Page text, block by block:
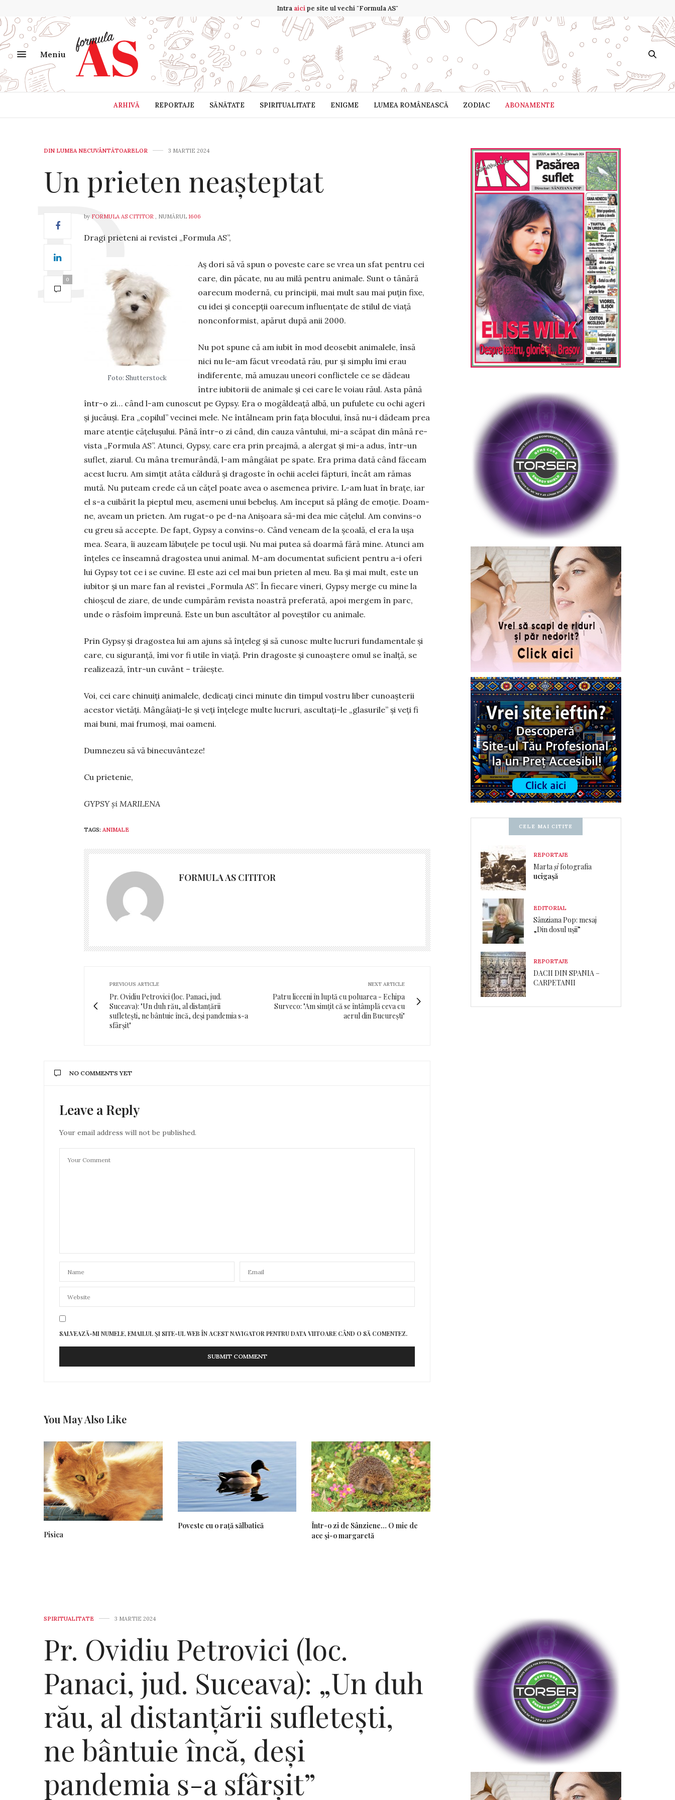
Intra aicipe site ul vechi "Formula AS"
Meniu
ARHIVĂ REPORTAJE SĂNĂTATE SPIRITUALITATE ENIGME LUMEA ROMÂNEASCĂ ZODIAC ABONAMENTE
DIN LUMEA NECUVÂNTĂTOARELOR 3 MARTIE 2024
Un prieten neașteptat
0
by FORMULA AS CITITOR , NUMĂRUL 1606
Dragi prieteni ai revistei „Formula AS”,
Foto: Shutterstock
Aș dori să vă spun o poveste care se vrea un sfat pen­tru cei
care, din păcate, nu au milă pentru ani­ma­le. Sunt o tânără
oarecum mo­dernă, cu prin­cipii, mai mult sau mai puțin fixe,
cu idei și concepții oa­recum influențate de stilul de viață
nonconformist, apărut după anii 2000.
Nu pot spune că am iubit în mod deosebit ani­malele, însă
nici nu le-am făcut vreodată rău, pur și simplu îmi erau
indiferente, mă amuzau une­ori conflictele ce se dădeau
între iubitorii de animale și cei care le voiau răul. Asta până
într-o zi… când l-am cunoscut pe Gypsy. Era o mo­gâldeață albă, un pu­fulete cu ochi ageri
și jucăuși. Era „copilul” ve­ci­nei mele. Ne întâlneam prin fața blocului, însă nu-i dădeam prea
mare atenție cățelușului. Până într-o zi când, din cauza vân­tului, mi-a scăpat din mână re­
vista „Formula AS”. Atunci, Gypsy, care era prin preaj­mă, a aler­gat și mi-a adus, într-un
suflet, zia­rul. Cu mâna tremurândă, l-am mângâiat pe spate. Era prima dată când făceam
acest lucru. Am simțit atâta căldură și dragoste în ochii acelei făpturi, în­cât am rămas
mută. Nu puteam crede că un cățel poa­­te avea o asemenea privire. L-am luat în bra­țe, iar
el s-a cuibărit la pieptul meu, asemeni unui be­be­luș. Am început să plâng de emoție. Doam­
ne, aveam un prieten. Am rugat-o pe d-na Ani­șoa­ra să-mi dea mie cățelul. Am convins-o
cu greu să ac­cep­te. De fapt, Gypsy a convins-o. Când veneam de la școală, el era la ușa
mea. Seara, îi auzeam lă­bu­țe­le pe tocul ușii. Nu mai putea să doarmă fără mi­ne. Atunci am
în­țeles ce înseamnă dragostea unui ani­mal. M-am do­cu­mentat suficient pentru a-i oferi
lui Gypsy tot ce i se cuvine. El este azi cel mai bun prieten al meu. Ba și mai mult, este un
iubitor și un mare fan al re­vistei „Formula AS”. În fiecare vineri, Gypsy merge cu mine la
chioșcul de ziare, de unde cumpărăm re­vis­ta noastră preferată, apoi mergem în parc,
unde o răs­foim împreună. Este un bun ascultător al po­veștilor cu animale.
Prin Gypsy și dragostea lui am ajuns să înțeleg și să cunosc multe lucruri fundamentale și
care, cu si­guranță, îmi vor fi utile în viață. Prin dragoste și cunoaștere omul se înalță, se
reali­zea­ză, într-un cuvânt – trăiește.
Voi, cei care chinuiți animalele, dedicați cinci mi­nute din timpul vostru liber cunoașterii
acestor vie­tăți. Mângâiați-le și veți înțelege multe lucruri, as­cultați-le „glasurile” și veți fi
mai buni, mai fru­moși, mai oameni.
Dumnezeu să vă binecuvânteze!
Cu prietenie,
GYPSY și MARILENA
TAGS: ANIMALE
FORMULA AS CITITOR
PREVIOUS ARTICLE
Pr. Ovidiu Petrovici (loc. Panaci, jud.
Suceava): "Un duh rău, al distanțării
sufletești, ne bântuie încă, deși pandemia s-a
sfârșit"
NEXT ARTICLE
Patru liceeni în luptă cu poluarea - Echipa
Surveco: "Am simțit că se întâmplă ceva cu
aerul din București"
NO COMMENTS YET
Leave a Reply
Your email address will not be published.
SALVEAZĂ-MI NUMELE, EMAILUL ȘI SITE-UL WEB ÎN ACEST NAVIGATOR PENTRU DATA VIITOARE CÂND O SĂ COMENTEZ.
You May Also Like
Pisica
Poveste cu o rață sălbatică
Într-o zi de Sânziene… O mie de
ace și-o margaretă
CELE MAI CITITE
REPORTAJE
Martașifotografia
ucigașă
EDITORIAL
Sânziana Pop: mesaj
„Din dosul ușii”
REPORTAJE
DACII DIN SPANIA –
CARPETANII
SPIRITUALITATE 3 MARTIE 2024
Pr. Ovidiu Petrovici (loc.
Panaci, jud. Suceava): „Un duh
rău, al distanțării sufletești,
ne bântuie încă, deși
pandemia s-a sfârșit”